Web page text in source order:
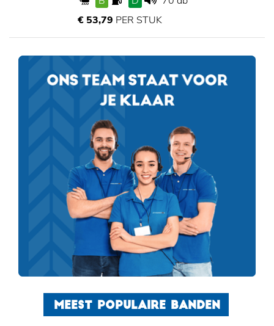
€ 53,79 PER STUK
MEEST POPULAIRE BANDEN